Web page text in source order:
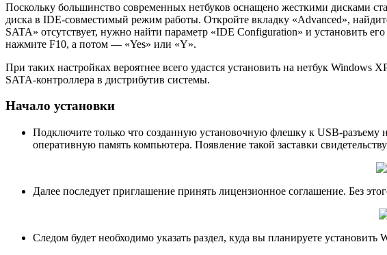
Поскольку большинство современных нетбуков оснащено жесткими дисками
диска в IDE-совместимый режим работы. Откройте вкладку «Advanced»,
SATA» отсутствует, нужно найти параметр «IDE Configuration» и установить
нажмите F10, а потом — «Yes» или «Y».
При таких настройках вероятнее всего удастся установить на нетбук
SATA-контроллера в дистрибутив системы.
Начало установки
Подключите только что созданную установочную флешку к USB-разъему
оперативную память компьютера. Появление такой заставки
Далее последует приглашение принять лицензионное соглашение. Без
Следом будет необходимо указать раздел, куда вы планируете установить